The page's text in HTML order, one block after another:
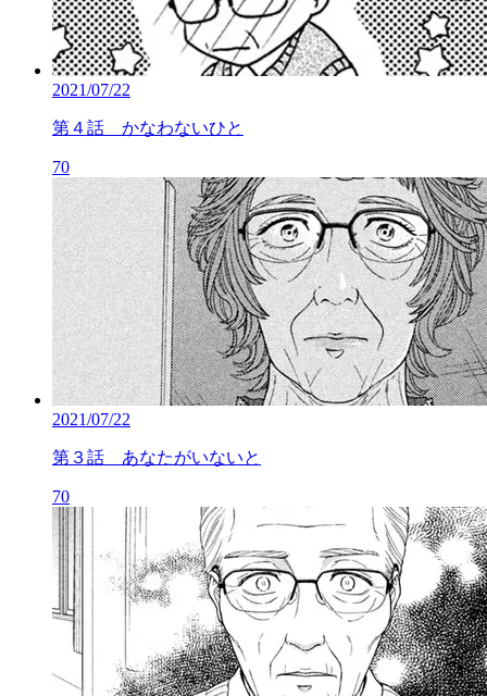
2021/07/22
第４話 かなわないひと
70
2021/07/22
第３話 あなたがいないと
70